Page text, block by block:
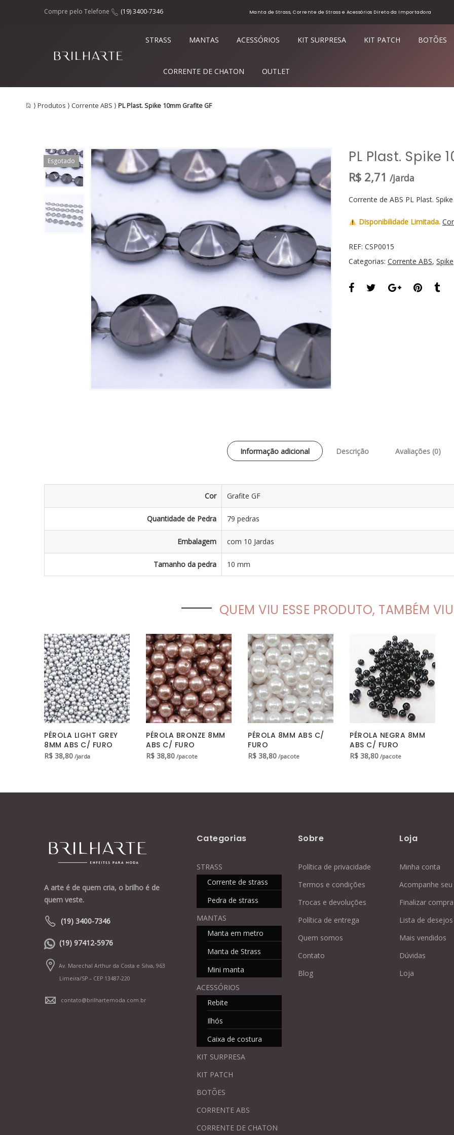
Compre pelo Telefone (19) 3400-7346 Manta de Strass, Corrente de Strass e Acessórios Direto da Importadora
STRASS MANTAS ACESSÓRIOS KIT SURPRESA KIT PATCH BOTÕES
CORRENTE DE CHATON OUTLET
⟩ Produtos ⟩ Corrente ABS ⟩ PL Plast. Spike 10mm Grafite GF
Esgotado PL Plast. Spike
R$ 2,71 /jarda
Corrente de ABS PL Plast.
Disponibilidade Limitada.
REF: CSP0015
Categorias: Corrente ABS, Spike
Informação adicional Descrição Avaliações (0)
Cor Grafite GF
Quantidade de Pedra 79 pedras
Embalagem com 10 Jardas
Tamanho da pedra 10 mm
QUEM VIU ESSE PRODUTO, TAMBÉM
PÉROLA LIGHT GREY
8MM ABS C/ FURO
R$ 38,80 /jarda
PÉROLA BRONZE 8MM
ABS C/ FURO
R$ 38,80 /pacote
PÉROLA 8MM ABS C/
FURO
R$ 38,80 /pacote
PÉROLA NEGRA 8MM
ABS C/ FURO
R$ 38,80 /pacote
A arte é de quem cria, o brilho é de
quem veste.
(19) 3400-7346
(19) 97412-5976
Av. Marechal Arthur da Costa e Silva, 963
Limeira/SP – CEP 13487-220
contato@brilhartemoda.com.br
Categorias
STRASS
Corrente de strass
Pedra de strass
MANTAS
Manta em metro
Manta de Strass
Mini manta
ACESSÓRIOS
Rebite
Ilhós
Caixa de costura
KIT SURPRESA
KIT PATCH
BOTÕES
CORRENTE ABS
CORRENTE DE CHATON
Sobre
Política de privacidade
Termos e condições
Trocas e devoluções
Política de entrega
Quem somos
Contato
Blog
Loja
Minha conta
Acompanhe
Finalizar compra
Lista de desejos
Mais vendidos
Dúvidas
Loja